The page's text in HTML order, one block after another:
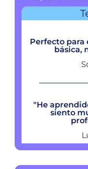
Perfecto
básica,
"He
siento